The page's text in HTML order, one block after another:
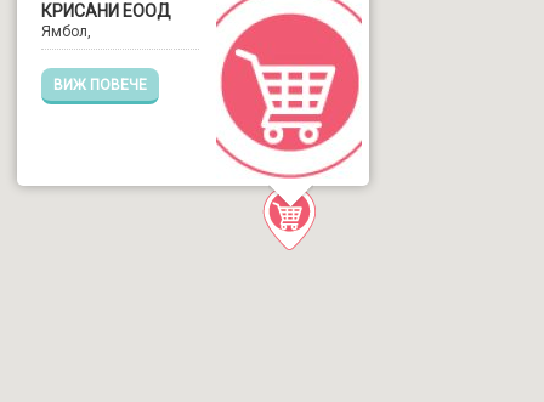
КРИСАНИ ЕООД
Ямбол,
ВИЖ ПОВЕЧЕ